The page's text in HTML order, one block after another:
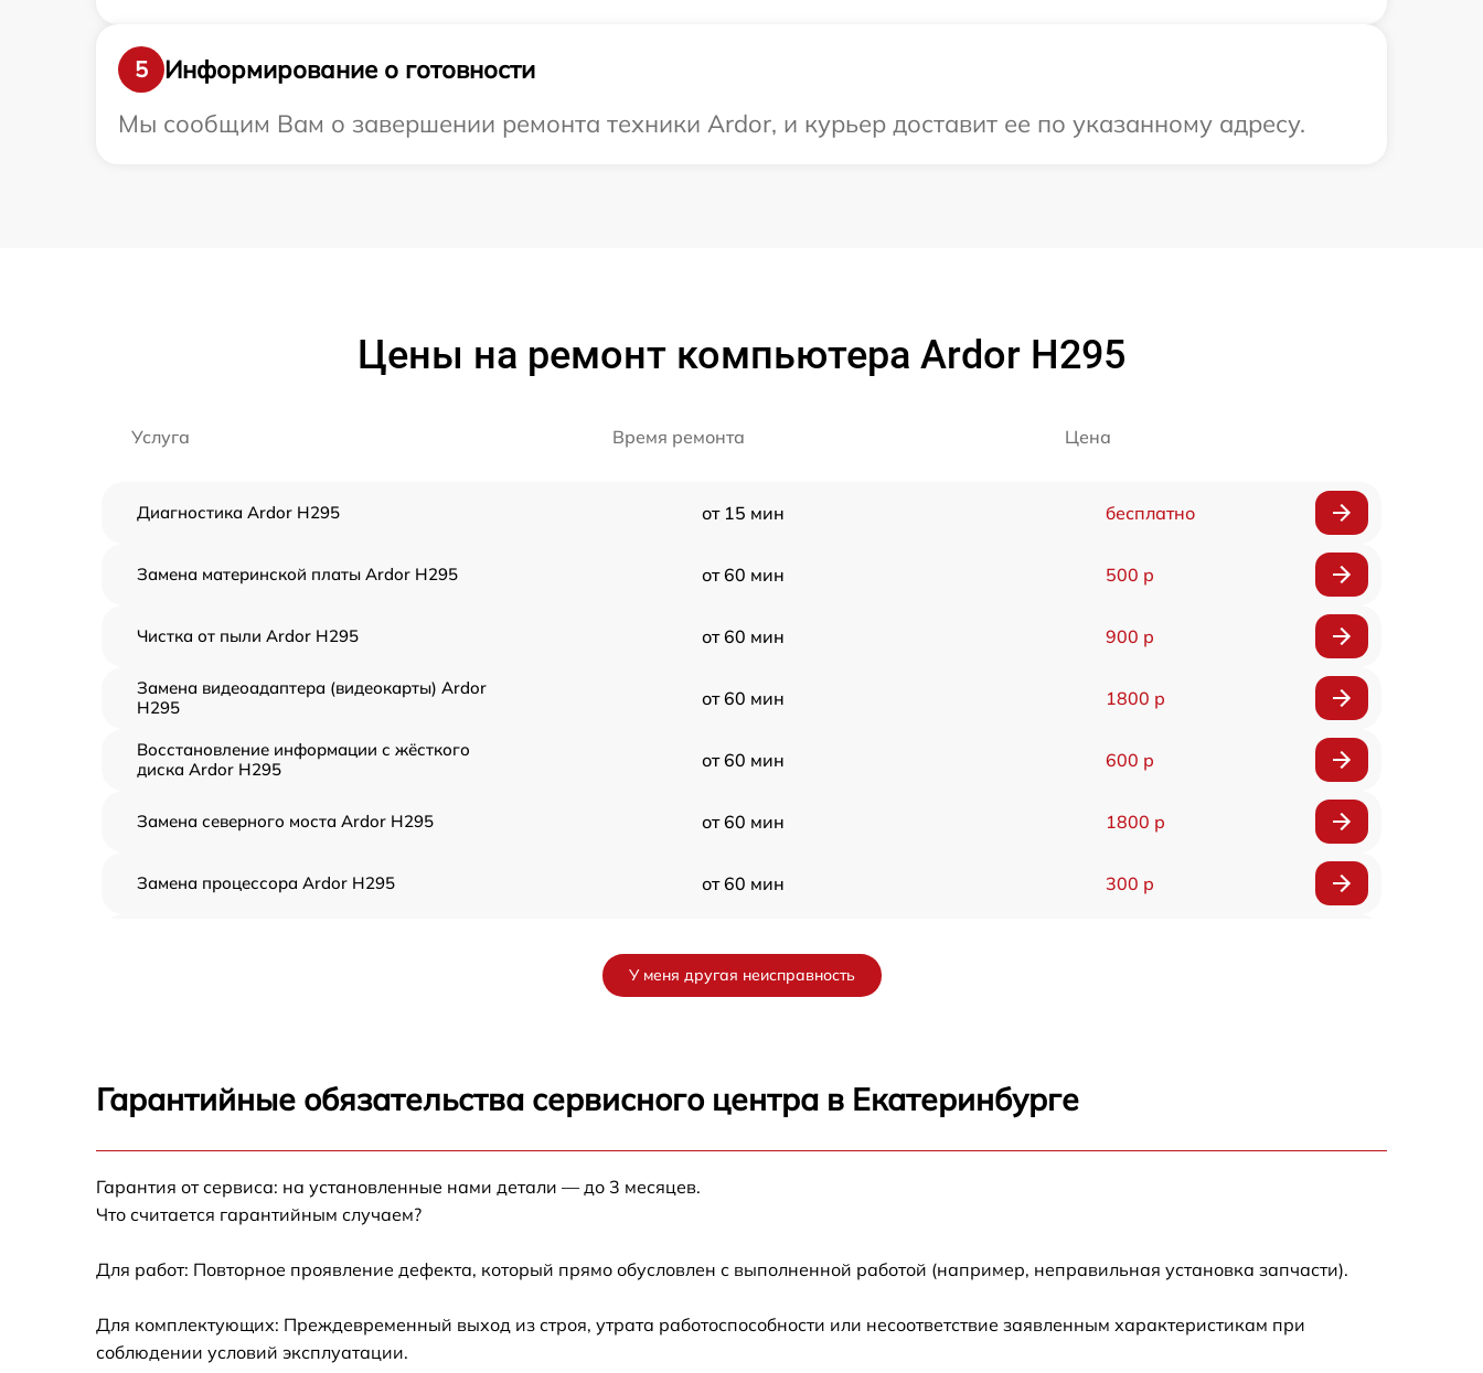
5
Информирование о готовности
Мы сообщим Вам о завершении ремонта техники Ardor, и курьер доставит ее по указанному адресу.
Цены на ремонт компьютера Ardor H295
Услуга Время ремонта Цена
Диагностика Ardor H295 от 15 мин бесплатно
Замена материнской платы Ardor H295 от 60 мин 500 р
Чистка от пыли Ardor H295 от 60 мин 900 р
Замена видеоадаптера (видеокарты) Ardor
H295
от 60 мин 1800 р
Восстановление информации с жёсткого
диска Ardor H295
от 60 мин 600 р
Замена северного моста Ardor H295 от 60 мин 1800 р
Замена процессора Ardor H295 от 60 мин 300 р
Замена звуковой платы Ardor H295
У меня другая неисправность
Гарантийные обязательства сервисного центра в Екатеринбурге
Гарантия от сервиса: на установленные нами детали — до 3 месяцев.
Что считается гарантийным случаем?
Для работ: Повторное проявление дефекта, который прямо обусловлен с выполненной работой (например, неправильная установка запчасти).
Для комплектующих: Преждевременный выход из строя, утрата работоспособности или несоответствие заявленным характеристикам при
соблюдении условий эксплуатации.